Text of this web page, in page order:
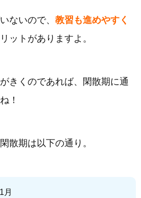
ないので、 教習も進めやすく
ットがありますよ。
きくのであれば、閑散期に通
！
散期は以下の通り。
月